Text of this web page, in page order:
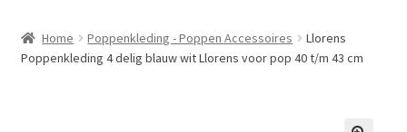
Mijn account
Home Poppenkleding - Poppen Accessoires
Llorens
Poppenkleding 4 delig blauw wit Llorens voor pop 40 t/m 43 cm